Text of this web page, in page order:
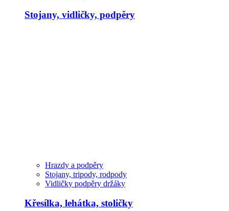
Stojany, vidličky, podpěry
Hrazdy a podpěry
Stojany, tripody, rodpody
Vidličky podpěry držáky
Křesílka, lehátka, stoličky